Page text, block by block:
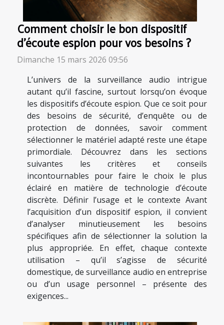
Comment choisir le bon dispositif
d'écoute espion pour vos besoins ?
Dimanche 15 mars 2026 09:56
L’univers de la surveillance audio intrigue
autant qu’il fascine, surtout lorsqu’on évoque
les dispositifs d’écoute espion. Que ce soit pour
des besoins de sécurité, d’enquête ou de
protection de données, savoir comment
sélectionner le matériel adapté reste une étape
primordiale. Découvrez dans les sections
suivantes les critères et conseils
incontournables pour faire le choix le plus
éclairé en matière de technologie d’écoute
discrète. Définir l’usage et le contexte Avant
l’acquisition d’un dispositif espion, il convient
d’analyser minutieusement les besoins
spécifiques afin de sélectionner la solution la
plus appropriée. En effet, chaque contexte
utilisation – qu’il s’agisse de sécurité
domestique, de surveillance audio en entreprise
ou d’un usage personnel – présente des
exigences...